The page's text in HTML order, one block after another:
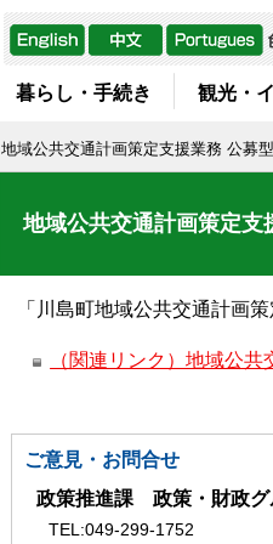
暮らし・手続き 観光・
地域公共交通計画策定支援業務 公募
地域公共交通計画策定支
「川島町地域公共交通計画
（関連リンク）地域公
ご意見・お問合せ
政策推進課 政策・財政グ
TEL:049-299-1752